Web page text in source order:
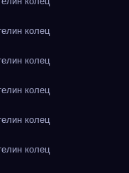
колец
колец
колец
колец
колец